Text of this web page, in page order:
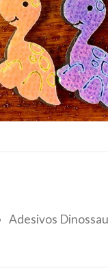
Adesivos